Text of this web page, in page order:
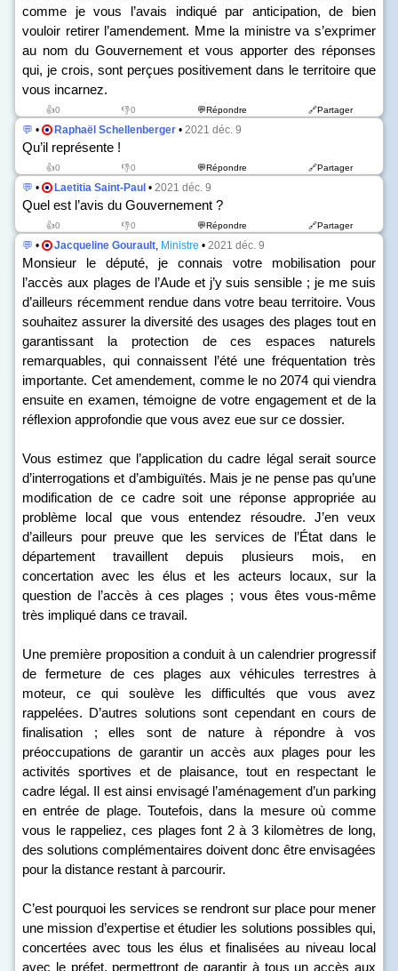
comme je vous l’avais indiqué par anticipation, de bien
vouloir retirer l’amendement. Mme la ministre va s’exprimer
au nom du Gouvernement et vous apporter des réponses
qui, je crois, sont perçues positivement dans le territoire que
vous incarnez.
👍0 👎0 💬Répondre 🔗Partager
💬 • Raphaël Schellenberger • 2021 déc. 9
Qu’il représente !
👍0 👎0 💬Répondre 🔗Partager
💬 • Laetitia Saint-Paul • 2021 déc. 9
Quel est l’avis du Gouvernement ?
👍0 👎0 💬Répondre 🔗Partager
💬 • Jacqueline Gourault, Ministre • 2021 déc. 9
Monsieur le député, je connais votre mobilisation pour
l’accès aux plages de l’Aude et j’y suis sensible ; je me suis
d’ailleurs récemment rendue dans votre beau territoire. Vous
souhaitez assurer la diversité des usages des plages tout en
garantissant la protection de ces espaces naturels
remarquables, qui connaissent l’été une fréquentation très
importante. Cet amendement, comme le no2074 qui viendra
ensuite en examen, témoigne de votre engagement et de la
réflexion approfondie que vous avez eue sur ce dossier.
Vous estimez que l’application du cadre légal serait source
d’interrogations et d’ambiguïtés. Mais je ne pense pas qu’une
modification de ce cadre soit une réponse appropriée au
problème local que vous entendez résoudre. J’en veux
d’ailleurs pour preuve que les services de l’État dans le
département travaillent depuis plusieurs mois, en
concertation avec les élus et les acteurs locaux, sur la
question de l’accès à ces plages ; vous êtes vous-même
très impliqué dans ce travail.
Une première proposition a conduit à un calendrier progressif
de fermeture de ces plages aux véhicules terrestres à
moteur, ce qui soulève les difficultés que vous avez
rappelées. D’autres solutions sont cependant en cours de
finalisation ; elles sont de nature à répondre à vos
préoccupations de garantir un accès aux plages pour les
activités sportives et de plaisance, tout en respectant le
cadre légal. Il est ainsi envisagé l’aménagement d’un parking
en entrée de plage. Toutefois, dans la mesure où comme
vous le rappeliez, ces plages font 2 à 3 kilomètres de long,
des solutions complémentaires doivent donc être envisagées
pour la distance restant à parcourir.
C’est pourquoi les services se rendront sur place pour mener
une mission d’expertise et étudier les solutions possibles qui,
concertées avec tous les élus et finalisées au niveau local
avec le préfet, permettront de garantir à tous un accès aux